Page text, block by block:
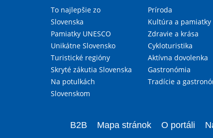
To najlepšie zo
Slovenska
Pamiatky UNESCO
Unikátne Slovensko
Turistické regióny
Skryté zákutia Slovenska
Na potulkách
Slovenskom
Príroda
Kultúra a pamiatky
Zdravie a krása
Cykloturistika
Aktívna dovolenka
Gastronómia
Tradície a
B2B Mapa stránok O portáli